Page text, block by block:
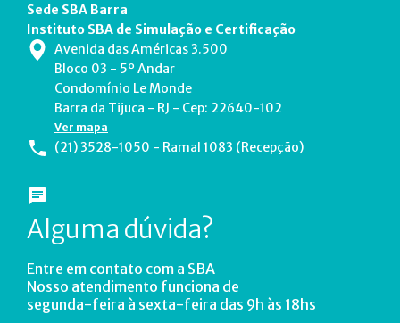
Sede SBA Barra
Instituto SBA de Simulação e Certificação
Avenida das Américas 3.500
Bloco 03 - 5º Andar
Condomínio Le Monde
Barra da Tijuca - RJ - Cep: 22640-102
Ver mapa
(21) 3528-1050 - Ramal 1083 (Recepção)
Alguma dúvida?
Entre em contato com a SBA
Nosso atendimento funciona de
segunda-feira à sexta-feira das 9h às 18hs